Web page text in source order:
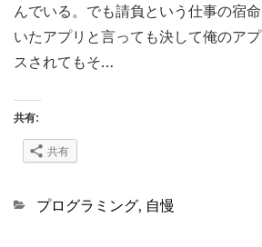
んでいる。でも請負という仕事の宿
いたアプリと言っても決して俺のア
スされてもそ…
共有:
共有
Categories
プログラミング, 自慢